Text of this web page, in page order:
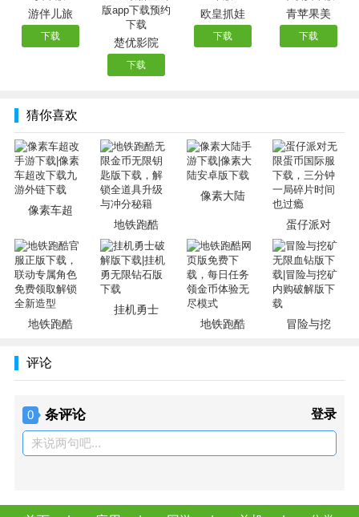
7、装饰已启动的jetpack！
8、闪电般快速猛击特技！
9、挑战并帮助您的队友！
1、多元文化融合
游戏中的角色和场景设计融合了不同文化的元素，让玩家在
游戏中感受不同文化的魅力。
2、高自由度的游戏玩法
游戏中没有固定的游戏路线，玩家可以自由选择路线和收集
金币的数量，增加了游戏的自由度和可玩性。
3、丰富的道具
游戏中有多个道具和技能，不同的道具和技能可以帮助玩家
应对不同的挑战，增加了游戏策略性和可玩性。
4、全新的音乐体验
游戏中采用了全新的音乐设计，让玩家在游戏中感受到不同
玩法攻略
滑板 ，通过双击屏幕来启动滑板，滑板会持续一段时间。在
没有滑板的情况下，角色撞到火车或者障碍等都会被**抓
滑板在消失的时候有几秒钟的闪烁冷却时间，闪烁结束后，
游伴儿旅
下载 楚优影院
下载
欧皇抓娃
下载
青苹果美
下载
猜你喜欢
像素车超
地铁跑酷
像素大陆
蛋仔派对
地铁跑酷
挂机勇士
地铁跑酷
冒险与挖
评论
0 条评论 登录
来说两句吧...